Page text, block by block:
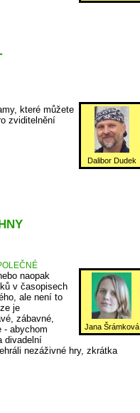
Dalibor Dudek
které můžete
zviditelnění
Jana Šrámková
naopak
v časopisech
ale není to
je
zábavné,
- abychom
divadelní
nezáživné hry, zkrátka